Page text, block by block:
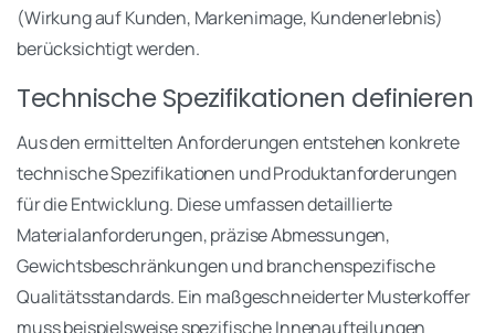
(Wirkung auf Kunden, Markenimage, Kundenerlebnis)
berücksichtigt werden.
Technische Spezifikationen definieren
Aus den ermittelten Anforderungen entstehen konkrete
technische Spezifikationen und Produktanforderungen
für die Entwicklung. Diese umfassen detaillierte
Materialanforderungen, präzise Abmessungen,
Gewichtsbeschränkungen und branchenspezifische
Qualitätsstandards. Ein maßgeschneiderter Musterkoffer
muss beispielsweise spezifische Innenaufteilungen